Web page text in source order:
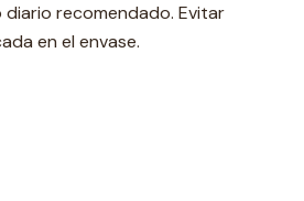
recomendado. Evitar
en el envase.